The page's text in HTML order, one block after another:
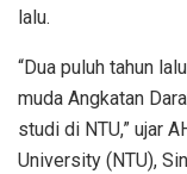
lalu.
“Dua puluh tahun
muda Angkatan
studi di NTU,” ujar
University (NTU),